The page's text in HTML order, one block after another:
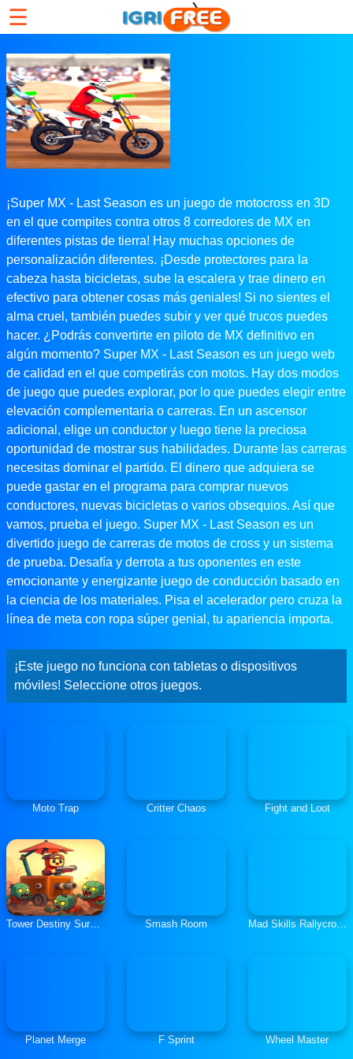
☰
¡Super MX - Last Season es un juego de motocross en 3D
en el que compites contra otros 8 corredores de MX en
diferentes pistas de tierra! Hay muchas opciones de
personalización diferentes. ¡Desde protectores para la
cabeza hasta bicicletas, sube la escalera y trae dinero en
efectivo para obtener cosas más geniales! Si no sientes el
alma cruel, también puedes subir y ver qué trucos puedes
hacer. ¿Podrás convertirte en piloto de MX definitivo en
algún momento? Super MX - Last Season es un juego web
de calidad en el que competirás con motos. Hay dos modos
de juego que puedes explorar, por lo que puedes elegir entre
elevación complementaria o carreras. En un ascensor
adicional, elige un conductor y luego tiene la preciosa
oportunidad de mostrar sus habilidades. Durante las carreras
necesitas dominar el partido. El dinero que adquiera se
puede gastar en el programa para comprar nuevos
conductores, nuevas bicicletas o varios obsequios. Así que
vamos, prueba el juego. Super MX - Last Season es un
divertido juego de carreras de motos de cross y un sistema
de prueba. Desafía y derrota a tus oponentes en este
emocionante y energizante juego de conducción basado en
la ciencia de los materiales. Pisa el acelerador pero cruza la
línea de meta con ropa súper genial, tu apariencia importa.
¡Este juego no funciona con tabletas o dispositivos
móviles! Seleccione otros juegos.
Moto Trap Critter Chaos Fight and Loot
Tower Destiny Survive Smash Room Mad Skills Rallycross
Planet Merge F Sprint Wheel Master